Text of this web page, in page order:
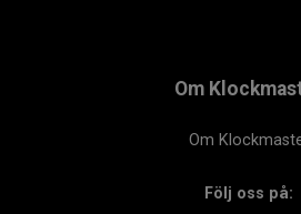
Om
Om
Följ oss på: